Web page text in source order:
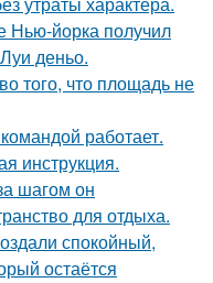
Нью-йорка получил
деньо.
того, что площадь не
работает.
инструкция.
шагом он
для отдыха.
спокойный,
остаётся